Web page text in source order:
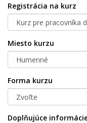
Registrácia na kurz
Miesto kurzu
Forma kurzu
Doplňujúce